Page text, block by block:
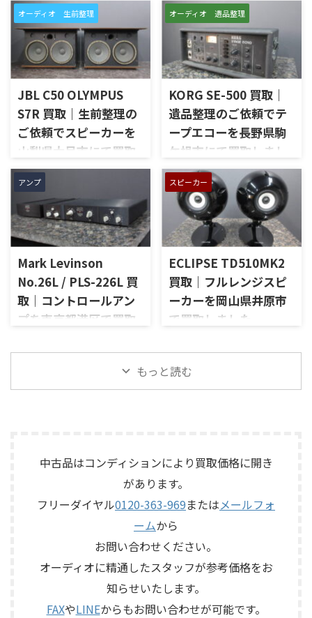
プリメインアンプ「AU-D907
LIMITED」を出張買取させてい
ただきました。今回のお品物
は、AU-D907をベースに各部の
高品位化が図られたLimitedモ
デルで、左右チャンネルの音出
ム、トーンコントロール、フォ
ノ入力、スピーカー出力、Pre
Out、Main Amp入力、外観コ
付属品の有無を確認しながら
査定いたしました。 買取商
品：SANSUI AU-D907 LIMITED
メーカー：SANSUI / 山水 / ...
コントロールアンプ「C712」
を出張買取させていただきま
した。今回のお品物は、
McIntoshらしいガラスパネル
デザインとリモート操作機能
を備えた2chソリッドステート
式のコントロールアンプで、左
右チャンネルの音出し、入力
切替、ボリューム、トーンコン
トロール、MMフォノ入力、バ
外観コンディション、リモコン
など付属品の有無を確認しな
がら査定いたしました。 買取
商品：McIntosh C712 メーカ
ー：McIntosh / マッキントッ
シュ 型番： ...
オーディオ 生前整理
JBL C50 OLYMPUS
S7R 買取｜生前整理の
ご依頼でスピーカーを
山梨県大月市にて買取
しました
山梨県大月市で、生前整理に伴
いJBLの大型スピーカー「C50
OLYMPUS S7R」を出張買取さ
せていただきました。今回の
お品物は、長年大切に音楽を
楽しまれてきたご本人様より、
オーディオ機器の整理を進めた
いとのご相談をいただいたも
のです。 JBL C50 OLYMPUS
S7Rは、Olympus専用エンクロ
PR15パッシブラジエーター、
LE85ドライバー、HL91ホー
み合わせたヴィンテージJBLの
オーディオ 遺品整理
KORG SE-500 買取｜
遺品整理のご依頼でテ
ープエコーを長野県駒
ケ根市にて買取しまし
た
長野県駒ケ根市で、遺品整理に
伴いKORGのテープエコー
「SE-500 Stage Echo」を出張
買取させていただきました。
今回のお品物は、前オーナー
様が大切に保管されていたヴ
ィンテージのテープエコーで、
ご家族様より「価値があるも
のか分からないので、処分する
前に見てほしい」とご相談い
500は、テープを使用したアナ
ログエコーならではの揺らぎ
や質感を楽しめる機材です。査
定では、通電状態、音出し、
アンプ
Mark Levinson
No.26L / PLS-226L 買
取｜コントロールアン
プを東京都港区で買取
東京都港区で、Mark Levinson
「No.26L / PLS-226L」を出張
プのプリアンプで、左右チャン
替、ボリューム、バランス、
位相切替、バランス出力、フ
ードの有無、電源部の状態、
接続ケーブル、外観コンディシ
ョン、取扱説明書など付属品の
有無を確認しながら査定いた
しました。 買取商品：Mark
Levinson N ...
スピーカー
ECLIPSE TD510MK2
買取｜フルレンジスピ
ーカーを岡山県井原市
で買取しました
ルレンジスピーカー
「TD510MK2」を出張買取させ
態、ユニットの状態、エッグ
シェル型エンクロージャー、角
度調整機構、スピーカー端
子、外観コンディション、保護
ネットやキャップなど付属品
の有無を確認しながら査定い
たしました。 買取商品：
ECLIPSE / イクリプス 型番：
TD510MK2 カテゴリ ...
もっと読む
中古品はコンディションにより買取価格に開き
があります。
フリーダイヤル0120-363-969またはメールフォ
ームから
お問い合わせください。
オーディオに精通したスタッフが参考価格をお
知らせいたします。
FAXやLINEからもお問い合わせが可能です。